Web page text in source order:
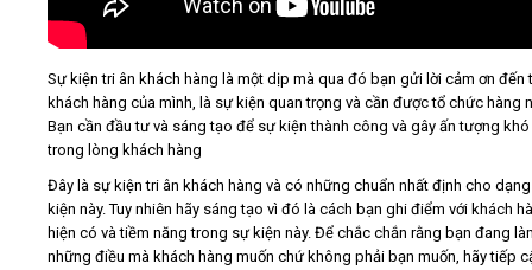
Sự kiện tri ân khách hàng là một dịp mà qua đó bạn gửi lời cảm ơn đến
khách hàng của mình, là sự kiện quan trọng và cần được tổ chức hàng
Bạn cần đầu tư và sáng tạo để sự kiện thành công và gây ấn tượng
trong lòng khách hàng
Đây là sự kiện tri ân khách hàng và có những chuẩn nhất định cho
kiện này. Tuy nhiên hãy sáng tạo vì đó là cách bạn ghi điểm với khách
hiện có và tiềm năng trong sự kiện này. Để chắc chắn rằng bạn đang
những điều mà khách hàng muốn chứ không phải bạn muốn, hãy tiếp